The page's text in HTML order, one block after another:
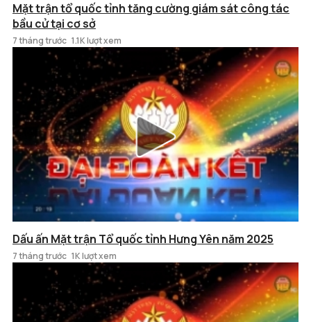
Mặt trận tổ quốc tỉnh tăng cường giám sát công tác
bầu cử tại cơ sở
7 tháng trước 1.1K lượt xem
Dấu ấn Mặt trận Tổ quốc tỉnh Hưng Yên năm 2025
7 tháng trước 1K lượt xem